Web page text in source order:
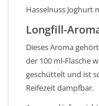
Hasselnuss Joghurt
Longfill-
Dieses Aroma
der 100 ml-Flasche
geschüttelt und ist
Reifezeit dampfbar.